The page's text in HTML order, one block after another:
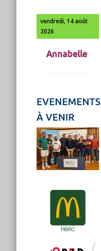
vendredi, 14 août
2026
Annabelle
EVENEMENTS
À VENIR